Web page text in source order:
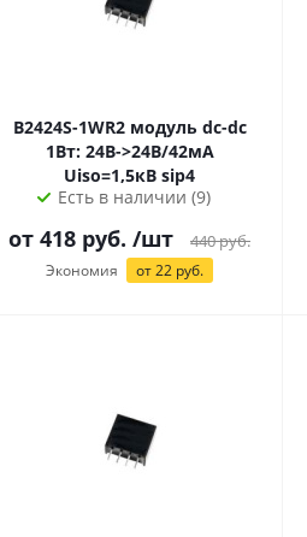
B2424S-1WR2 модуль dc-dc
1Вт: 24В->24В/42мА
Uiso=1,5кВ sip4
Есть в наличии (9)
от 418 руб. /шт 440руб.
Экономия от22 руб.